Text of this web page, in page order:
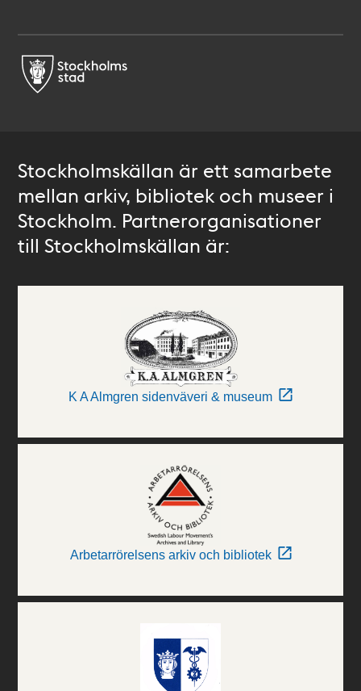
Stockholmskällan är ett samarbete
mellan arkiv, bibliotek och museer i
Stockholm. Partnerorganisationer
till Stockholmskällan är:
K A Almgren sidenväveri & museum
Arbetarrörelsens arkiv och bibliotek